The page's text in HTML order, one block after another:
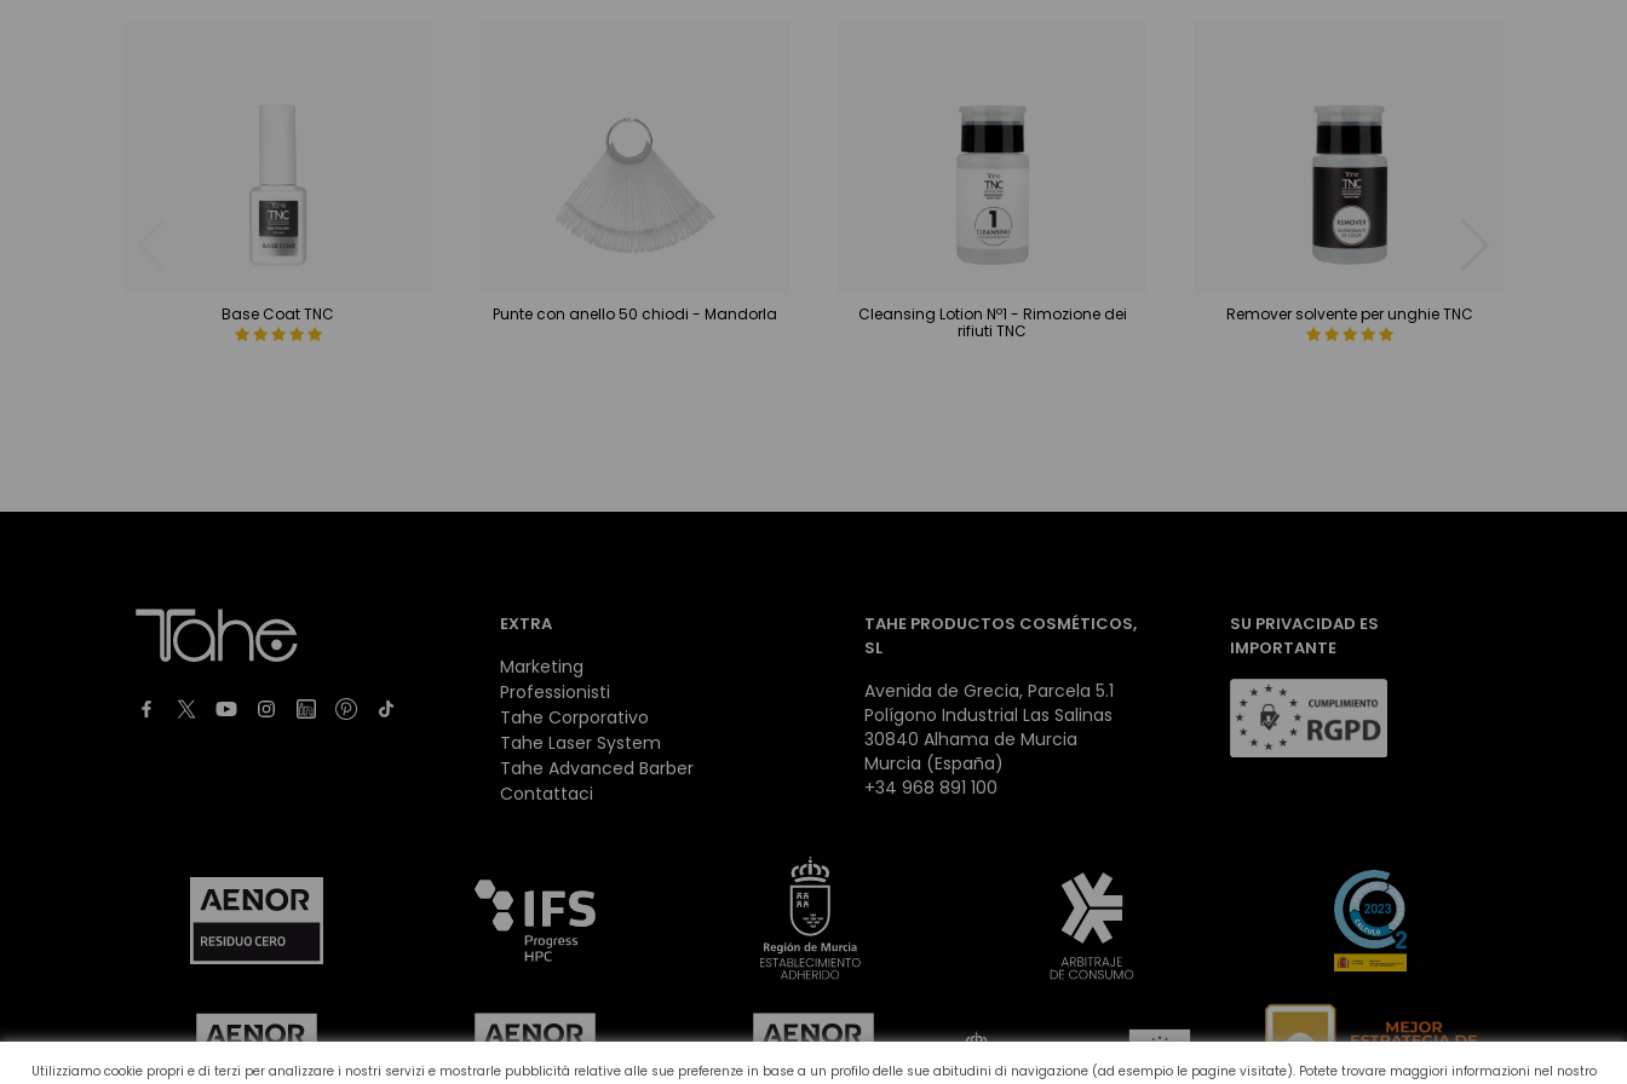
Utilizziamo cookie propri e di terzi per analizzare i nostri servizi e mostrarle pubblicità relative alle sue preferenze in base a un profilo delle sue abitudini di navigazione (ad esempio le pagine visitate). Potete trovare maggiori informazioni nel nostro
Base Coat TNC Punte con anello 50 chiodi - Mandorla
Cleansing Lotion Nº1 - Rimozione dei
rifiuti TNC
Remover solvente per unghie TNC
EXTRA
Marketing
Professionisti
Tahe Corporativo
Tahe Laser System
Tahe Advanced Barber
Contattaci
TAHE PRODUCTOS COSMÉTICOS,
SL
Avenida de Grecia, Parcela 5.1
Polígono Industrial Las Salinas
30840 Alhama de Murcia
Murcia (España)
+34 968 891 100
SU PRIVACIDAD ES
IMPORTANTE